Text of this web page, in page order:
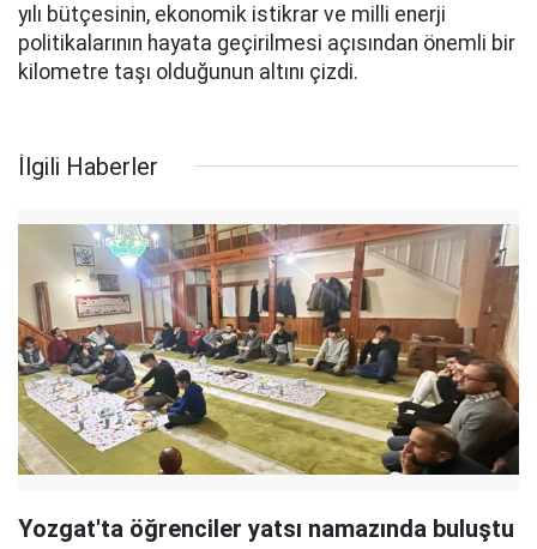
yılı bütçesinin, ekonomik istikrar ve milli enerji
politikalarının hayata geçirilmesi açısından önemli bir
kilometre taşı olduğunun altını çizdi.
İlgili Haberler
Yozgat'ta öğrenciler yatsı namazında buluştu